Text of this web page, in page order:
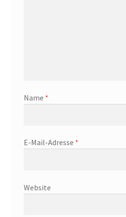
Name *
E-Mail-Adresse *
Website